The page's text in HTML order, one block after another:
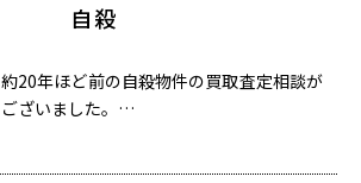
自殺
約20年ほど前の自殺物件の買取査定相談が
ございました。…